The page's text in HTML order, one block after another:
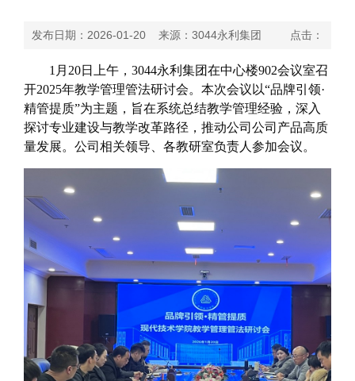
发布日期：2026-01-20 来源：3044永利集团 点击：
1月20日上午，3044永利集团在中心楼902会议室召
开2025年教学管理管法研讨会。本次会议以“品牌引领·
精管提质”为主题，旨在系统总结教学管理经验，深入
探讨专业建设与教学改革路径，推动公司公司产品高质
量发展。公司相关领导、各教研室负责人参加会议。